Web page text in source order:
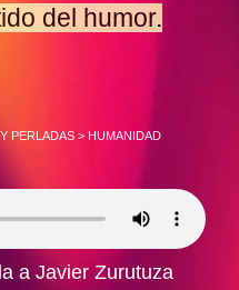
del humor.
PERLADAS > HUMANIDAD
a Javier Zurutuza